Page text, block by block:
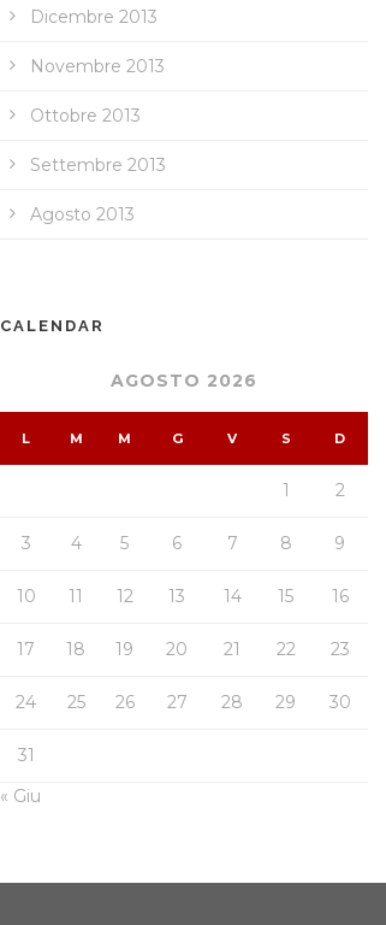
Dicembre 2013
Novembre 2013
Ottobre 2013
Settembre 2013
Agosto 2013
CALENDAR
AGOSTO 2026
L M M G V S D
1 2
3 4 5 6 7 8 9
10 11 12 13 14 15 16
17 18 19 20 21 22 23
24 25 26 27 28 29 30
31
« Giu